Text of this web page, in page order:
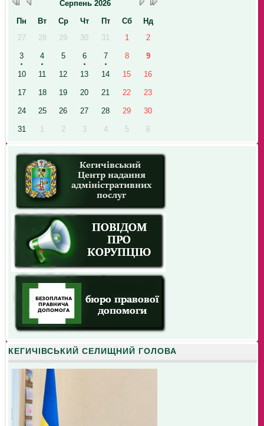
Серпень 2026
Пн
Вт Ср Чт Пт Сб
Нд
27
28 29 30 31 1 2
3 4 5 6 7 8 9
10 11 12 13 14 15 16
17 18 19 20 21 22 23
24 25 26 27 28 29 30
31 1 2 3 4 5 6
КЕГИЧІВСЬКИЙ СЕЛИЩНИЙ ГОЛОВА